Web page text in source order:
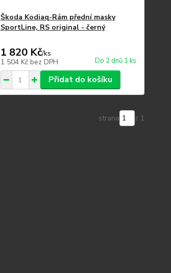
Škoda Kodiaq-Rám přední masky
SportLine, RS original - černý
1 820 Kč/ks
1 504 Kč bez DPH Do 2 dnů 1 ks
Přidat do košíku
strana z 1